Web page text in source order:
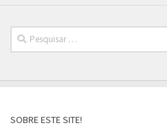
Pesquisar
por:
SOBRE ESTE SITE!